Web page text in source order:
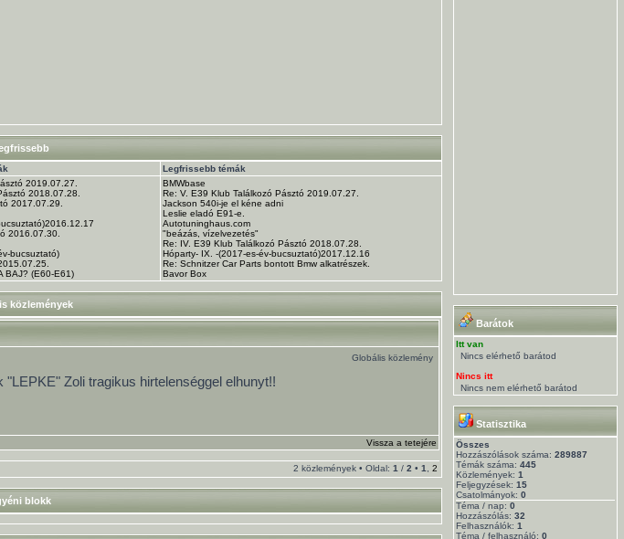
Legfrissebb témák
2019.07.27.
2018.07.28.
2017.07.29.
2016.07.30.
bucsuztató)
BAJ? (E60-E61)
BMWbase
Re: V. E39 Klub Találkozó Pásztó 2019.07.27.
Jackson 540i-je el kéne adni
Leslie eladó E91-e.
Autotuninghaus.com
"beázás, vízelvezetés"
Re: IV. E39 Klub Találkozó Pásztó 2018.07.28.
Hóparty- IX. -(2017-es-év-bucsuztató)2017.12.16
Re: Schnitzer Car Parts bontott Bmw alkatrészek.
Bavor Box
közlemények
Globális közlemény
Zoli tragikus hirtelenséggel elhunyt!!
Vissza a tetejére
2 közlemények • Oldal: 1 / 2 • 1 2
blokk
Barátok
Itt van
Nincs elérhető barátod
Nincs itt
Nincs nem elérhető barátod
Statisztika
Összes
Hozzászólások száma: 289887
Témák száma: 445
Közlemények: 1
Feljegyzések: 15
Csatolmányok: 0
Téma / nap: 0
Hozzászólás: 32
Felhasználók: 1
Téma / felhasználó: 0